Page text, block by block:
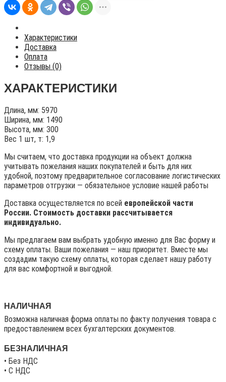
Характеристики
Доставка
Оплата
Отзывы (0)
ХАРАКТЕРИСТИКИ
Длина, мм: 5970
Ширина, мм: 1490
Высота, мм: 300
Вес 1 шт, т: 1,9
Мы считаем, что доставка продукции на объект должна
учитывать пожелания наших покупателей и быть для них
удобной, поэтому предварительное согласование логистических
параметров отгрузки — обязательное условие нашей работы
Доставка осуществляется по всей европейской части
России. Стоимость доставки рассчитывается
индивидуально.
Мы предлагаем вам выбрать удобную именно для Вас форму и
схему оплаты. Ваши пожелания — наш приоритет. Вместе мы
создадим такую схему оплаты, которая сделает нашу работу
для вас комфортной и выгодной.
НАЛИЧНАЯ
Возможна наличная форма оплаты по факту получения товара с
предоставлением всех бухгалтерских документов.
БЕЗНАЛИЧНАЯ
• Без НДС
• C НДС